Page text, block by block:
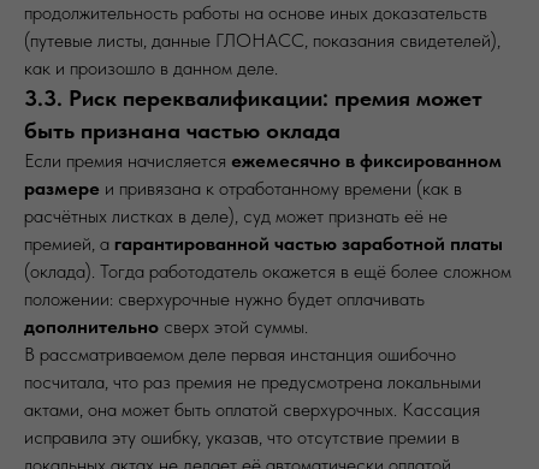
продолжительность работы на основе иных доказательств
(путевые листы, данные ГЛОНАСС, показания свидетелей),
как и произошло в данном деле.
3.3. Риск переквалификации: премия может
быть признана частью оклада
Если премия начисляется ежемесячно в фиксированном
размере и привязана к отработанному времени (как в
расчётных листках в деле), суд может признать её не
премией, а гарантированной частью заработной платы
(оклада). Тогда работодатель окажется в ещё более сложном
положении: сверхурочные нужно будет оплачивать
дополнительно сверх этой суммы.
В рассматриваемом деле первая инстанция ошибочно
посчитала, что раз премия не предусмотрена локальными
актами, она может быть оплатой сверхурочных. Кассация
исправила эту ошибку, указав, что отсутствие премии в